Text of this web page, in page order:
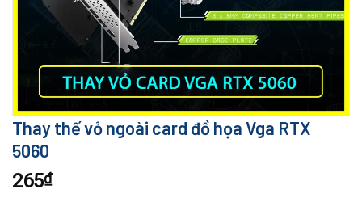
Thay thế vỏ ngoài card đồ họa Vga RTX
5060
265₫